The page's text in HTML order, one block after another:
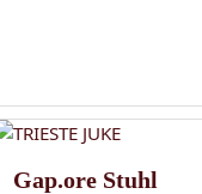
Gap.ore Stuhl